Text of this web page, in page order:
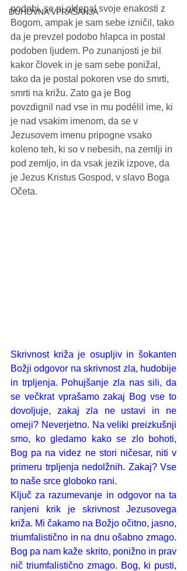
DUHOVNA VPRAŠANJA
podobi, se ni oklepal svoje enakosti z
Bogom, ampak je sam sebe izničil, tako
da je prevzel podobo hlapca in postal
podoben ljudem. Po zunanjosti je bil
kakor človek in je sam sebe ponižal,
tako da je postal pokoren vse do smrti,
smrti na križu. Zato ga je Bog
povzdignil nad vse in mu podélil ime, ki
je nad vsakim imenom, da se v
Jezusovem imenu pripogne vsako
koleno teh, ki so v nebesih, na zemlji in
pod zemljo, in da vsak jezik izpove, da
je Jezus Kristus Gospod, v slavo Boga
Očeta.
Skrivnost križa je osupljiv in šokanten
Božji odgovor na skrivnost zla, hudobije
in trpljenja. Pohujšanje zla nas sili, da
se večkrat vprašamo zakaj Bog vse to
dovoljuje, zakaj zla ne ustavi in ne
omeji? Neverjetno. Na veliki preizkušnji
smo, ko gledamo kako se zlo bohoti,
Bog pa na videz ne stori ničesar, niti v
primeru trpljenja nedolžnih. Zakaj? Vse
to naše srce globoko rani.
Ključ za razumevanje in odgovor na ta
ranjeni krik je skrivnost Jezusovega
križa. Mi čakamo na Božjo očitno, jasno,
triumfalistično in na dnu ošabno zmago.
Bog pa nam kaže skrito, ponižno in prav
nič triumfalistično zmago. Bog, ki pusti,